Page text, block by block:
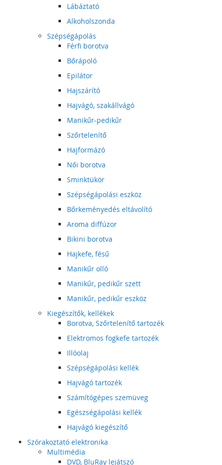
Lábáztató
Alkoholszonda
Szépségápolás
Férfi borotva
Bőrápoló
Epilátor
Hajszárító
Hajvágó, szakállvágó
Manikűr-pedikűr
Szőrtelenítő
Hajformázó
Női borotva
Sminktükör
Szépségápolási eszköz
Bőrkeményedés eltávolító
Aroma diffúzor
Bikini borotva
Hajkefe, fésű
Manikűr olló
Manikűr, pedikűr szett
Manikűr, pedikűr eszköz
Kiegészítők, kellékek
Borotva, Szőrtelenítő tartozék
Elektromos fogkefe tartozék
Illóolaj
Szépségápolási kellék
Hajvágó tartozék
Számítógépes szemüveg
Egészségápolási kellék
Hajvágó kiegészítő
Szórakoztató elektronika
Multimédia
DVD, BluRay lejátszó